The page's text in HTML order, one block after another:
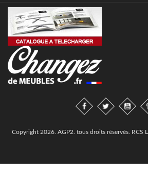
Copyright 2026. AGP2. tous droits réservés. RCS